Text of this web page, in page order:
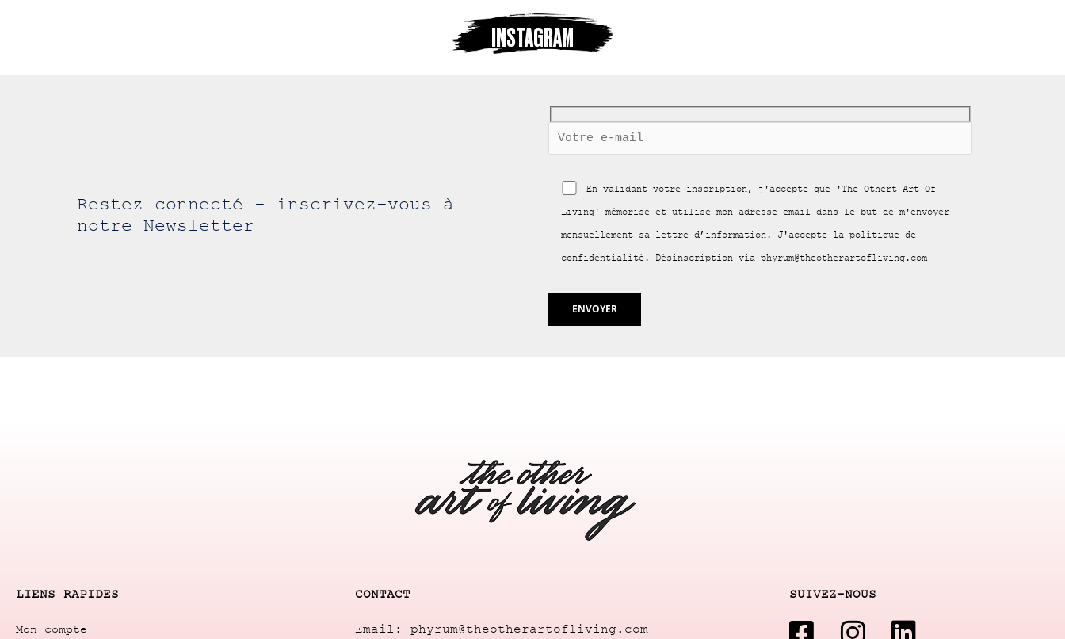
INSTAGRAM
Restez connecté - inscrivez-vous à
notre Newsletter
En validant votre inscription, j'accepte que 'The Othert Art Of
Living' mémorise et utilise mon adresse email dans le but de m'envoyer
mensuellement sa lettre d’information. J'accepte la politique de
confidentialité. Désinscription via phyrum@theotherartofliving.com
LIENS RAPIDES
Mon compte
CONTACT
Email: phyrum@theotherartofliving.com
SUIVEZ-NOUS